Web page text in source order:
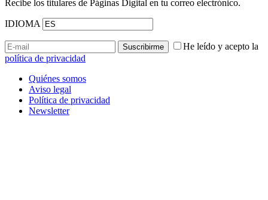
Recibe los titulares de Páginas Digital en tu correo electrónico.
IDIOMA
He leído y acepto la
política de privacidad
Quiénes somos
Aviso legal
Política de privacidad
Newsletter